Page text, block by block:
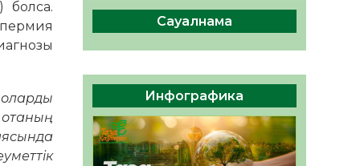
болса.
оларды
отаның
Руслан Рүстемұлы облыс
әкімінің кеңесшісі болып
тағайындалды
05.08.2026
52 0
Сауалнама
Инфографика